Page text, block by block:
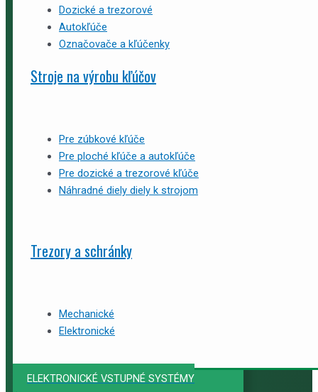
Dozické a trezorové
Autokľúče
Označovače a kľúčenky
Stroje na výrobu kľúčov
Pre zúbkové kľúče
Pre ploché kľúče a autokľúče
Pre dozické a trezorové kľúče
Náhradné diely diely k strojom
Trezory a schránky
Mechanické
Elektronické
ELEKTRONICKÉ VSTUPNÉ SYSTÉMY